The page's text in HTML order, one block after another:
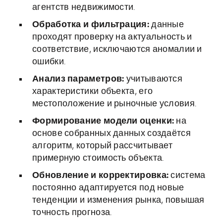
агентств недвижимости.
Обработка и фильтрация:данные
проходят проверку на актуальность и
соответствие, исключаются аномалии и
ошибки.
Анализ параметров: учитываются
характеристики объекта, его
местоположение и рыночные условия.
Формирование модели оценки: на
основе собранных данных создаётся
алгоритм, который рассчитывает
примерную стоимость объекта.
Обновление и корректировка: система
постоянно адаптируется под новые
тенденции и изменения рынка, повышая
точность прогноза.